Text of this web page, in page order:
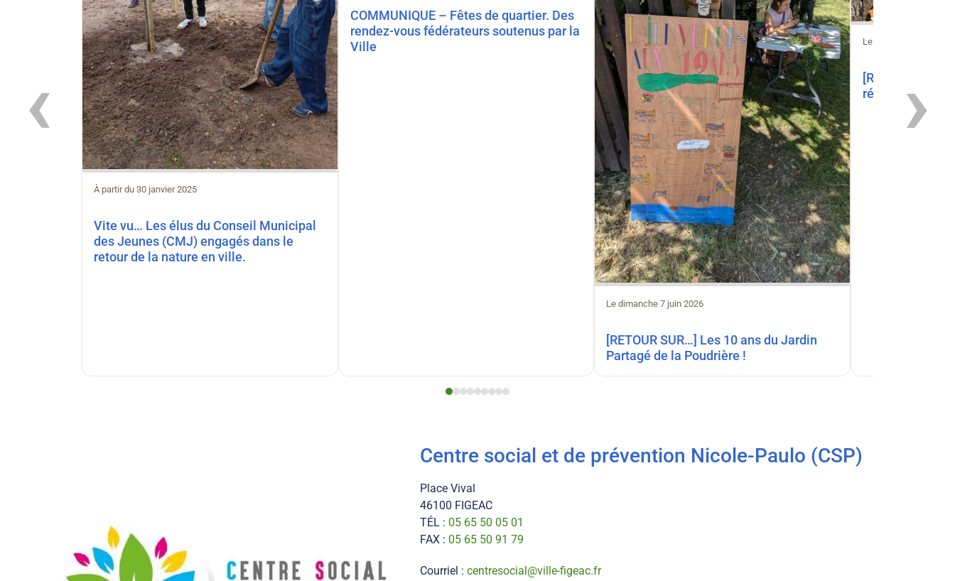
‹
À partir du 30 janvier 2025
Vite vu… Les élus du Conseil Municipal
des Jeunes (CMJ) engagés dans le
retour de la nature en ville.
COMMUNIQUE – Fêtes de quartier. Des
rendez-vous fédérateurs soutenus par la
Ville
Le dimanche 7 juin 2026
[RETOUR SUR…] Les 10 ans du Jardin
Partagé de la Poudrière !
Le mercredi 17 juin
[RETOUR SUR…] Hommage rendu à trois
résistants
›
Centre social et de prévention Nicole-Paulo (CSP)
Place Vival
46100 FIGEAC
TÉL : 05 65 50 05 01
FAX : 05 65 50 91 79
Courriel : centresocial@ville-figeac.fr